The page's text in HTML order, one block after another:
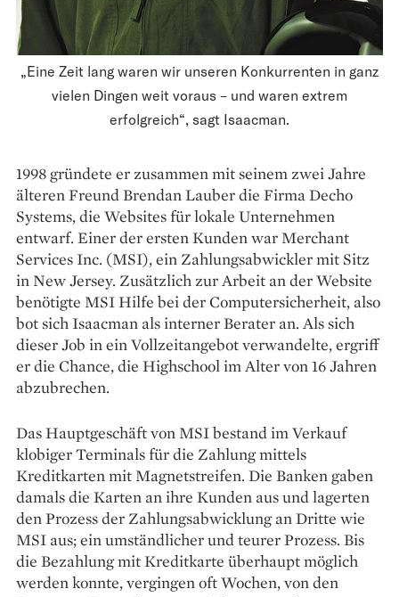
„Eine Zeit lang waren wir unseren Konkurrenten in ganz
vielen Dingen weit voraus – und waren extrem
erfolgreich“, sagt Isaacman.
1998 gründete er zusammen mit seinem zwei Jahre
älteren Freund Brendan Lauber die Firma Decho
Systems, die Websites für lokale Unternehmen
entwarf. Einer der ersten Kunden war Merchant
Services Inc. (MSI), ein Zahlungsabwickler mit Sitz
in New Jersey. Zusätzlich zur Arbeit an der Website
benötigte MSI Hilfe bei der Computersicherheit, also
bot sich Isaacman als interner Berater an. Als sich
dieser Job in ein Vollzeitangebot verwandelte, ergriff
er die Chance, die Highschool im Alter von 16 Jahren
abzubrechen.
Das Hauptgeschäft von MSI bestand im Verkauf
klobiger Terminals für die Zahlung mittels
Kreditkarten mit Magnetstreifen. Die Banken gaben
damals die Karten an ihre Kunden aus und lagerten
den Prozess der Zahlungsabwicklung an Dritte wie
MSI aus; ein umständlicher und teurer Prozess. Bis
die ­Bezahlung mit Kreditkarte überhaupt möglich
werden konnte, vergingen oft Wochen, von den